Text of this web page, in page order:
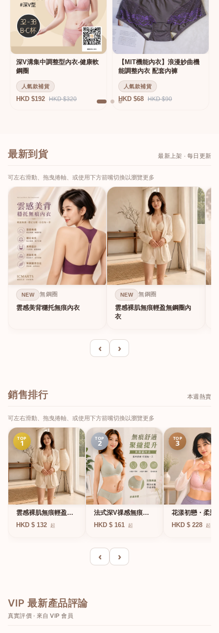
深V溝集中調整型內衣-健康軟
鋼圈
人氣款補貨
HKD $192 HKD $320
【MIT機能內衣】浪漫妙曲機
能調整內衣 配套內褲
人氣款補貨
HKD $68 HKD $90
最新到貨 最新上架 · 每日更新
可左右滑動、拖曳捲軸、或使用下方箭嘴切換以瀏覽更多
NEW 無鋼圈
雲感美背穩托無痕內衣
NEW 無鋼圈
雲感裸肌無痕輕盈無鋼圈內
衣
‹ ›
銷售排行 本週熱賣
可左右滑動、拖曳捲軸、或使用下方箭嘴切換以瀏覽更多
TOP
1
雲感裸肌無痕輕盈無
鋼圈內衣
HKD $ 132 起
TOP
2
法式深V祼感無痕果
凍軟支撐條無鋼圈內
HKD $ 161 起
TOP
3
花漾初戀・柔聚
圈蕾絲內衣
HKD $ 228 起
‹ ›
VIP 最新產品評論
真實評價 · 來自 VIP 會員